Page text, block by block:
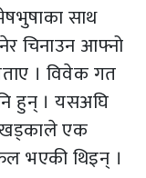
साथ
चिनाउन आफ्नो
। विवेक गत
हुन् । यसअघि
खड्काले एक
भएकी थिइन् ।